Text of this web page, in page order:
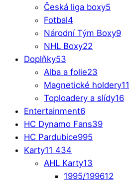
Česká liga boxy5
Fotbal4
Národní Tým Boxy9
NHL Boxy22
Doplňky53
Alba a folie23
Magnetické holdery11
Toploadery a slídy16
Entertainment6
HC Dynamo Fans39
HC Pardubice995
Karty11 434
AHL Karty13
1995/199612